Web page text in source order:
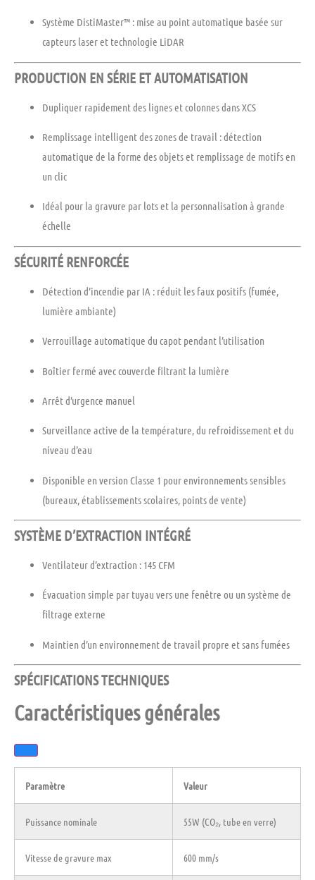
Système DistiMaster™ : mise au point automatique basée sur
capteurs laser et technologie LiDAR
PRODUCTION EN SÉRIE ET AUTOMATISATION
Dupliquer rapidement des lignes et colonnes dans XCS
Remplissage intelligent des zones de travail : détection
automatique de la forme des objets et remplissage de motifs en
un clic
Idéal pour la gravure par lots et la personnalisation à grande
échelle
SÉCURITÉ RENFORCÉE
Détection d’incendie par IA : réduit les faux positifs (fumée,
lumière ambiante)
Verrouillage automatique du capot pendant l’utilisation
Boîtier fermé avec couvercle filtrant la lumière
Arrêt d’urgence manuel
Surveillance active de la température, du refroidissement et du
niveau d’eau
Disponible en version Classe 1 pour environnements sensibles
(bureaux, établissements scolaires, points de vente)
SYSTÈME D’EXTRACTION INTÉGRÉ
Ventilateur d’extraction : 145 CFM
Évacuation simple par tuyau vers une fenêtre ou un système de
filtrage externe
Maintien d’un environnement de travail propre et sans fumées
SPÉCIFICATIONS TECHNIQUES
Caractéristiques générales
Paramètre Valeur
Puissance nominale 55W (CO₂, tube en verre)
Vitesse de gravure max 600 mm/s